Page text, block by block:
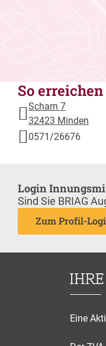
So
Scharn 7
32423 Minden
0571/26676
Login
Sind Sie BRIAG
Zum Profil-
Eine